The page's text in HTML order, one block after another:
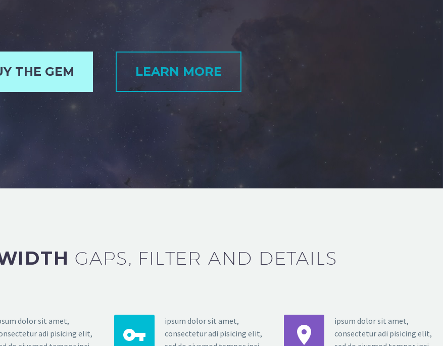
THE GEM LEARN MORE
GAPS, FILTER AND DETAILS
dolor sit amet,
adi pisicing elit,


ipsum dolor sit amet,
consectetur adi pisicing elit,


ipsum dolor sit amet,
consectetur adi pisicing elit,